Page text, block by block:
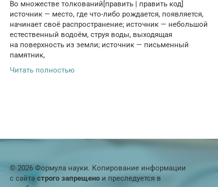
Во множестве толкований[править | править код]
источник — место, где что-либо рождается, появляется,
начинает своё распространение; источник — небольшой
естественный водоём, струя воды, выходящая
на поверхность из земли; источник — письменный
памятник,
Читать полностью
© 2026 Формула науки. Копирование информации
с сайта строго запрещено и преследуется в